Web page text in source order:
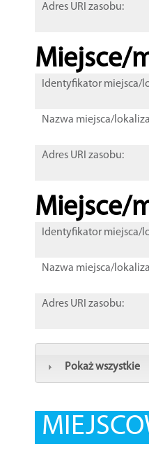
Adres URI zasobu:
Miejsce/
Identyfikator miejsca/
Nazwa miejsca/
Adres URI zasobu:
Miejsce/
Identyfikator miejsca/
Nazwa miejsca/
Adres URI zasobu:
Pokaż wszystkie